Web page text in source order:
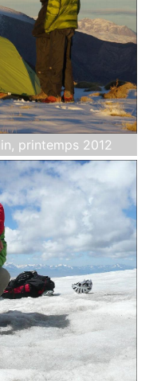
printemps 2012